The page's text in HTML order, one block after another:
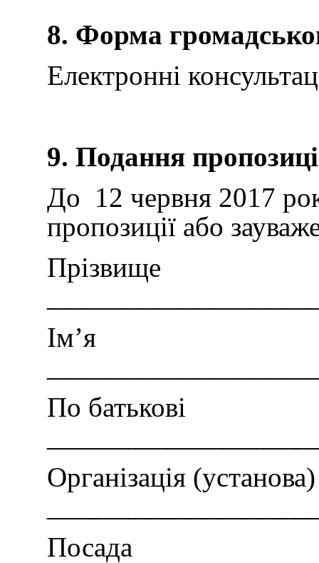
8. Форма
Електронні
9. Подання
До 12 червня 2017
пропозиції або
Прізвище
Ім’я
По батькові
Організація (установа)
Посада